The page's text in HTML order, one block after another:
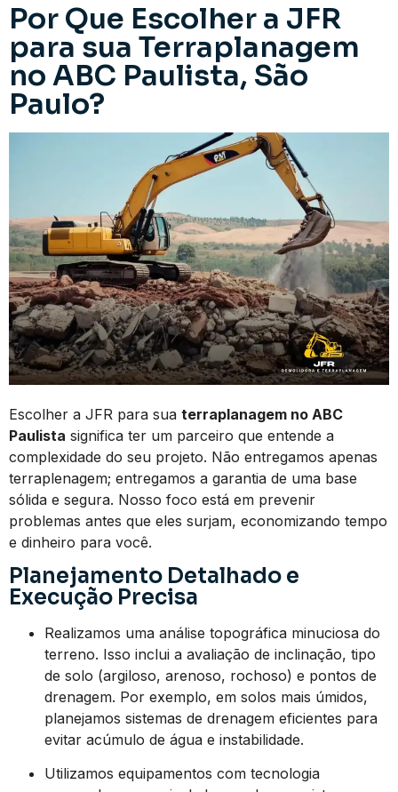
Por Que Escolher a JFR
para sua Terraplanagem
no ABC Paulista, São
Paulo?
Escolher a JFR para sua terraplanagem no ABC
Paulista significa ter um parceiro que entende a
complexidade do seu projeto. Não entregamos apenas
terraplenagem; entregamos a garantia de uma base
sólida e segura. Nosso foco está em prevenir
problemas antes que eles surjam, economizando tempo
e dinheiro para você.
Planejamento Detalhado e
Execução Precisa
Realizamos uma análise topográfica minuciosa do
terreno. Isso inclui a avaliação de inclinação, tipo
de solo (argiloso, arenoso, rochoso) e pontos de
drenagem. Por exemplo, em solos mais úmidos,
planejamos sistemas de drenagem eficientes para
evitar acúmulo de água e instabilidade.
Utilizamos equipamentos com tecnologia